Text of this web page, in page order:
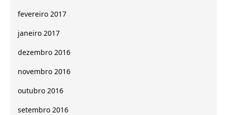
fevereiro 2017
janeiro 2017
dezembro 2016
novembro 2016
outubro 2016
setembro 2016